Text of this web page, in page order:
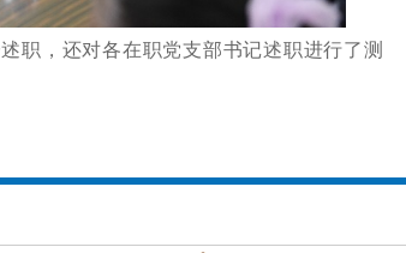
职，还对各在职党支部书记述职进行了测